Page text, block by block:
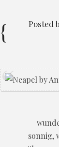
Posted
sonnig,